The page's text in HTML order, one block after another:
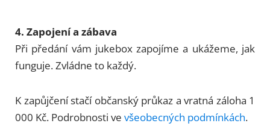
4. Zapojení a zábava
Při předání vám jukebox zapojíme a ukážeme, jak
funguje. Zvládne to každý.
K zapůjčení stačí občanský průkaz a vratná záloha 1
000 Kč. Podrobnosti ve všeobecných podmínkách.